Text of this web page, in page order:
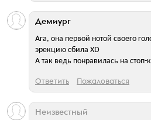
Ага, она первой нотой своего
эрекцию сбила XD
А так ведь понравилась на стоп-
Демиург
Ответить Пожаловаться
Неизвестный